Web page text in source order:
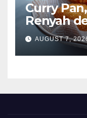
Curry
Renyah
AUGUST 7,